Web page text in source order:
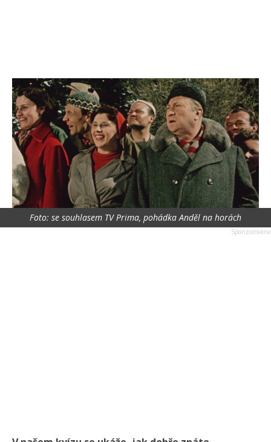
Foto: se souhlasem TV Prima, pohádka Anděl na horách